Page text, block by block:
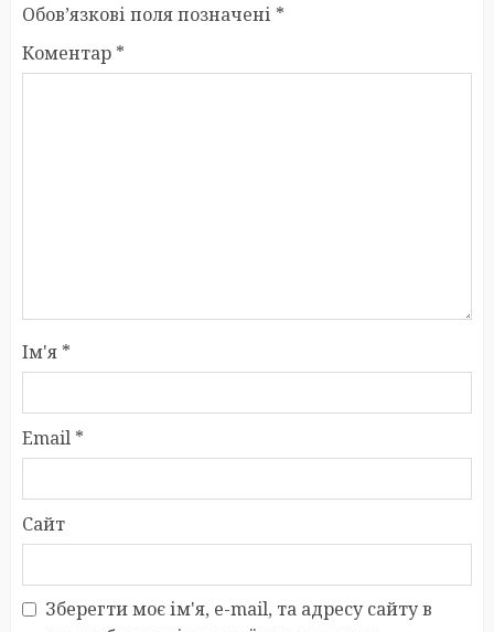
Обов’язкові поля позначені *
Коментар *
Ім'я *
Email *
Сайт
Зберегти моє ім'я, e-mail, та адресу сайту в